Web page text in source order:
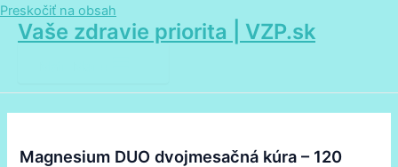
Preskočiť na obsah
Vaše zdravie priorita | VZP.sk
Magnesium DUO dvojmesačná kúra – 120